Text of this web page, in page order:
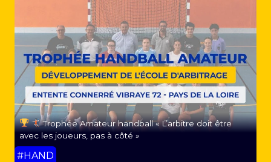
Trophée Amateur handball « L’arbitre doit être
avec les joueurs, pas à côté »
#HAND